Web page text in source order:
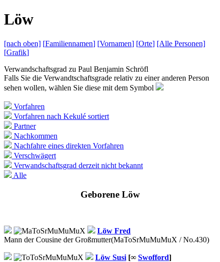
Löw
[nach oben] [Familiennamen] [Vornamen] [Orte] [Alle Personen]
[Grafik]
Verwandschaftsgrad zu Paul Benjamin Schröfl
Falls Sie die Verwandtschaftsgrade relativ zu einer anderen Person
sehen wollen, wählen Sie diese mit dem Symbol
Vorfahren
Vorfahren nach Kekulé sortiert
Partner
Nachkommen
Nachfahre eines direkten Vorfahren
Verschwägert
Verwandschaftsgrad derzeit nicht bekannt
Alle
Geborene Löw
Löw Fred
Mann der Cousine der Großmutter(MaToSrMuMuMuX / No.430)
Löw Susi [∞ Swofford]